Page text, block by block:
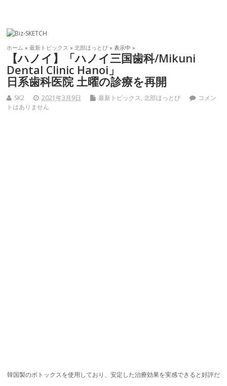
ホーム »最新トピックス »北部ほっとぴ » 表示中 »
【ハノイ】「ハノイ三国歯科/Mikuni
Dental Clinic Hanoi」
日系歯科医院 土曜の診療を再開
SK2 2021年3月9日 最新トピックス,北部ほっとぴ
コメン
トはありません
韓国製のボトックスを使用しており、安定した治療効果を実感できると好評だ